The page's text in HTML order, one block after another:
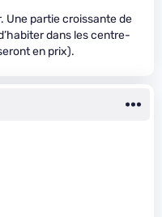
Une partie croissante de
dans les centre-
en prix).